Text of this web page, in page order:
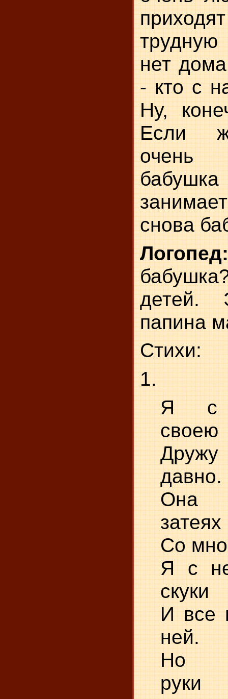
нет
- кто с
Ну,
Если
очень
снова
Логопед:
детей.
папина
Стихи:
1.
Я с
своею
давно.
Она
затеях
Со
Я с
скуки
И все
ней.
Но
руки